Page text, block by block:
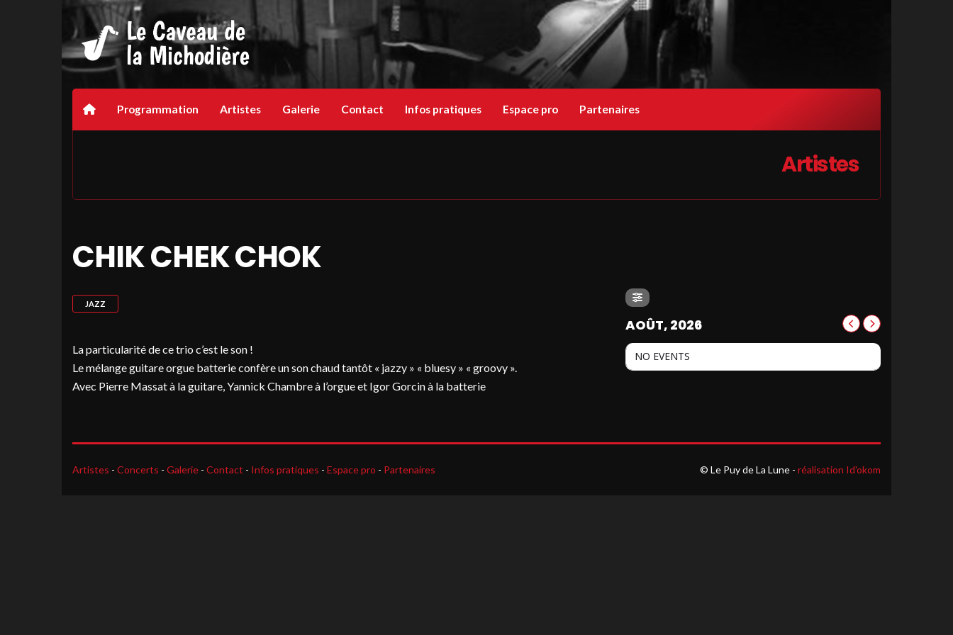
Programmation Artistes Galerie Contact Infos pratiques Espace pro Partenaires
Artistes
CHIK CHEK CHOK
JAZZ
La particularité de ce trio c’est le son !
Le mélange guitare orgue batterie confère un son chaud tantôt « jazzy » « bluesy » « groovy ».
Avec Pierre Massat à la guitare, Yannick Chambre à l’orgue et Igor Gorcin à la batterie
AOÛT, 2026
NO EVENTS
Artistes - Concerts - Galerie - Contact - Infos pratiques - Espace pro - Partenaires © Le Puy de La Lune - réalisation Id'okom